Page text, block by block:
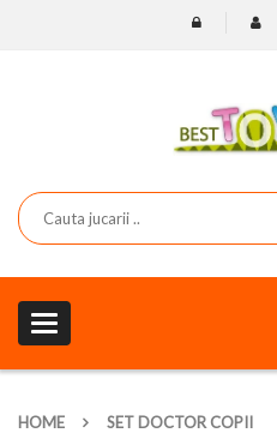
Toggle
navigation
HOME SET DOCTOR COPII